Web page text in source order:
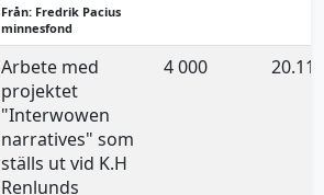
Från: Fredrik Pacius
minnesfond
Arbete med
projektet
"Interwowen
narratives" som
ställs ut vid K.H
Renlunds
4 000